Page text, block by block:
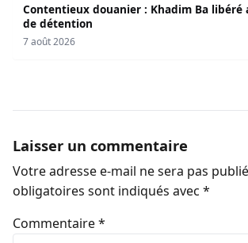
Contentieux douanier : Khadim Ba libéré
de détention
7 août 2026
Laisser un commentaire
Votre adresse e-mail ne sera pas
obligatoires sont indiqués avec *
Commentaire*